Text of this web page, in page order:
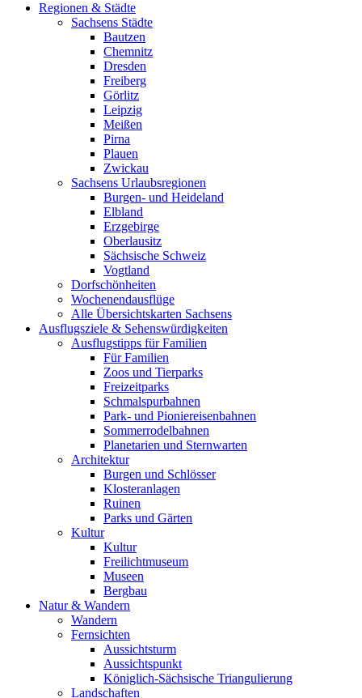
Regionen & Städte
Sachsens Städte
Bautzen
Chemnitz
Dresden
Freiberg
Görlitz
Leipzig
Meißen
Pirna
Plauen
Zwickau
Sachsens Urlaubsregionen
Burgen- und Heideland
Elbland
Erzgebirge
Oberlausitz
Sächsische Schweiz
Vogtland
Dorfschönheiten
Wochenendausflüge
Alle Übersichtskarten Sachsens
Ausflugsziele & Sehenswürdigkeiten
Ausflugstipps für Familien
Für Familien
Zoos und Tierparks
Freizeitparks
Schmalspurbahnen
Park- und Pioniereisenbahnen
Sommerrodelbahnen
Planetarien und Sternwarten
Architektur
Burgen und Schlösser
Klosteranlagen
Ruinen
Parks und Gärten
Kultur
Kultur
Freilichtmuseum
Museen
Bergbau
Natur & Wandern
Wandern
Fernsichten
Aussichtsturm
Aussichtspunkt
Königlich-Sächsische Triangulierung
Landschaften